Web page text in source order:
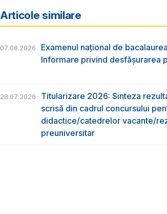
Articole similare
07.08.2026
Examenul național de
Informare privind desfășurarea
28.07.2026
Titularizare 2026: Sinteza
scrisă din cadrul concursului
didactice/catedrelor vacante/
preuniversitar